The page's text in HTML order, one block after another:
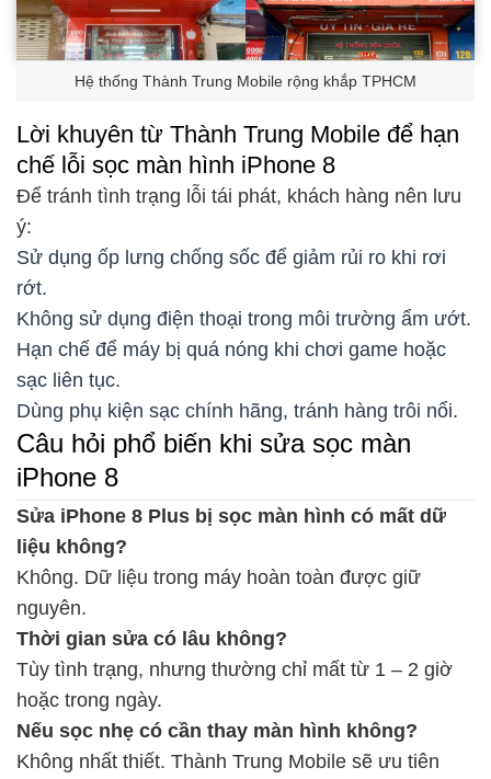
Hệ thống Thành Trung Mobile rộng khắp TPHCM
Lời khuyên từ Thành Trung Mobile để hạn
chế lỗi sọc màn hình iPhone 8
Để tránh tình trạng lỗi tái phát, khách hàng nên lưu
ý:
Sử dụng ốp lưng chống sốc để giảm rủi ro khi rơi
rớt.
Không sử dụng điện thoại trong môi trường ẩm ướt.
Hạn chế để máy bị quá nóng khi chơi game hoặc
sạc liên tục.
Dùng phụ kiện sạc chính hãng, tránh hàng trôi nổi.
Câu hỏi phổ biến khi sửa sọc màn
iPhone 8
Sửa iPhone 8 Plus bị sọc màn hình có mất dữ
liệu không?
Không. Dữ liệu trong máy hoàn toàn được giữ
nguyên.
Thời gian sửa có lâu không?
Tùy tình trạng, nhưng thường chỉ mất từ 1 – 2 giờ
hoặc trong ngày.
Nếu sọc nhẹ có cần thay màn hình không?
Không nhất thiết. Thành Trung Mobile sẽ ưu tiên